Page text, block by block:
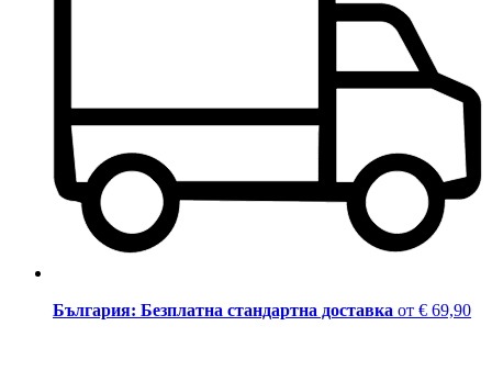
България: Безплатна стандартна доставка от € 69,90